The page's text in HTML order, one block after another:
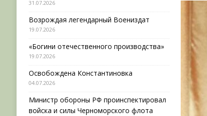
31.07.2026
Возрождая легендарный Воениздат
19.07.2026
«Богини отечественного производства»
19.07.2026
Освобождена Константиновка
04.07.2026
Министр обороны РФ проинспектировал
войска и силы Черноморского флота